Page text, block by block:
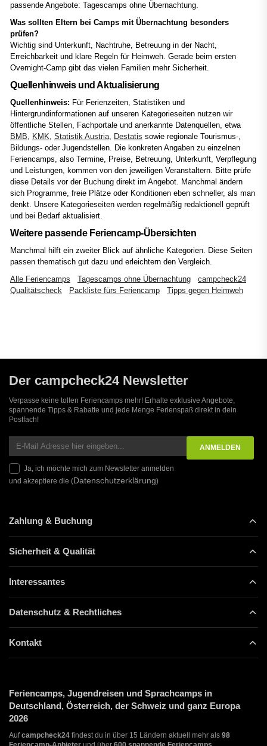
passende Angebote: Tagescamps ohne Übernachtung.
Was sollten Eltern bei Camps mit Übernachtung besonders
prüfen?
Wichtig sind Unterkunft, Nachtruhe, Betreuung in der Nacht,
Erreichbarkeit und klare Regeln für Heimweh. Gerade beim ersten
Overnight-Camp gibt das vielen Familien mehr Sicherheit.
Quellenhinweis und Aktualisierung
Quellenhinweis: Für Ferienzeiten, Statistiken und
Hintergrundinformationen auf unseren Kategorieseiten nutzen wir
öffentliche Stellen, Fachportale und anerkannte Datenquellen, etwa
BMB, KMK, Statistik Austria, Destatis sowie regionale Tourismus-,
Bildungs- oder Jugendstellen. Die konkreten Angaben zu einzelnen
Feriencamps, also Termine, Preise, Betreuung, Unterkunft, Verpflegung
und Leistungen, kommen von den jeweiligen Veranstaltern. Bitte prüfe
diese Details vor der Buchung direkt im Angebot. Manchmal ändern
sich Programme, freie Plätze oder Konditionen eben schneller, als man
denkt. Unsere Kategorieseiten werden regelmäßig redaktionell geprüft
und bei Bedarf aktualisiert.
Weitere passende Feriencamp-Übersichten
Manchmal hilft ein zweiter Blick auf ähnliche Kategorien. Diese Seiten
passen thematisch gut dazu und erleichtern den Vergleich.
Alle Feriencamps
Tagescamps ohne Übernachtung
campcheck24
Qualitätscheck
Packliste fürs Feriencamp Tipps gegen Heimweh
Der campcheck24 Newsletter
Verpasse keine tollen Feriencamps mehr! Erhalte exklusive Angebote,
spannende Tipps & Rabatte und jede Menge Ferienspaß direkt in dein
Postfach!
Ja, ich möchte mich zum Newsletter anmelden
und akzeptiere die (Datenschutzerklärung)
Zahlung & Buchung
Sicherheit & Qualität
Interessantes
Datenschutz & Rechtliches
Kontakt
Feriencamps, Jugendreisen und Sprachcamps in
Deutschland, Österreich, der Schweiz und ganz Europa
2026
Aufcampcheck24 findest du in über 15 Ländern aktuell mehr als 98